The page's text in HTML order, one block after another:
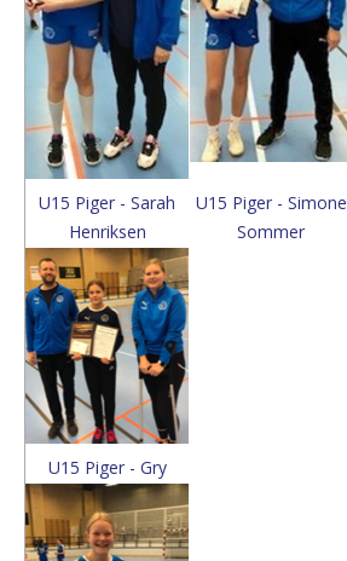
U15 Piger - Sarah
Henriksen
U15 Piger - Simone
Sommer
U15 Piger - Gry